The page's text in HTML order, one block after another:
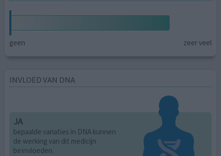
geen zeer veel
INVLOED VAN DNA
JA
bepaalde variaties in DNA kunnen
de werking van dit medicijn
beïnvloeden.